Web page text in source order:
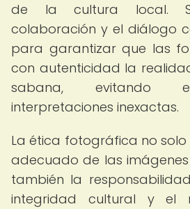
de la cultura local.
colaboración y el diálogo
para garantizar que las
con autenticidad la
sabana, evitando
interpretaciones inexactas.
La ética fotográfica no
adecuado de las
también la
integridad cultural y el